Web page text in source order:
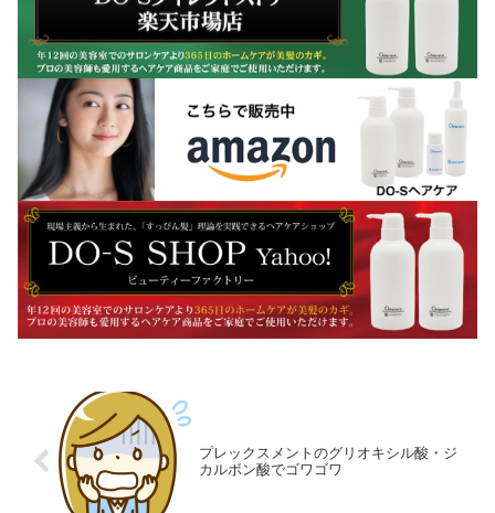
プレックスメントのグリオキシル酸・ジ
カルボン酸でゴワゴワ